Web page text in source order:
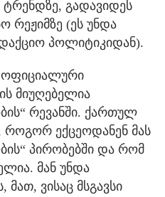
გადავიდეს
რეჟიმზე (ეს უნდა
პოლიტიკიდან).
ოფიციალური
მიუღებელია
რევანში. ქართულ
როგორ ექცეოდანენ მას
პირობებში და რომ
მან უნდა
მათ, ვისაც მსგავსი